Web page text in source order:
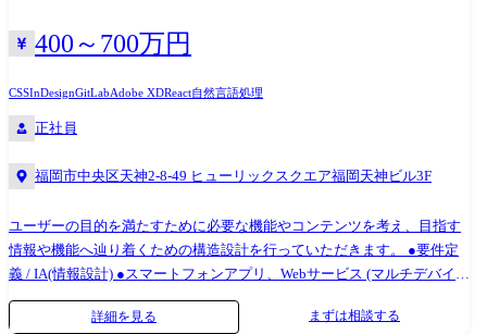
用派遣となる可能性があります 【変更の範囲※1】 会社内の全ての業
だし本人と相談の上で決定します) ※1 「変更の範囲」とは、将来の配置
間上にリアルタイムに再現する「デジタルツイン」を推進しています。
当社ではIoT/UI・UX/クラウド/bigdataの技術分野を提供しており、某社
の業務DXの推進を行います。 ◎開発環境:React(/Next.js),TypeScript,
設計、開発、テスト、保守 人事労務SaaS開発支援 新規サービスのフロン
schema の型を自動生成して、フロントエンド側で利用。 リリース後はス
ついては unit test の他に ローコードのテストツールなどを利用して自動
化を実施しています。 ◎開発環境:TypeScript,Vue.js,Nuxt.js,GraphQL ◎対
応フェーズ:要件定義、基本・詳細設計、開発、テスト 某事業会社 事業
サービスを跨いだシステムのリプレイス案件 新システムはAdministrator
とUserの2つのサイトから構成され、その間は約150個のAPIを通じてデー
為、新規でReact、Vue.js、Three.js、TypeScriptなどの技術を活用した案
件を多く対応しています。 2,世の中に影響力がある大手企業のサービス
に携わることができる 大手通信キャリアのオンライン販売サービス、大
手採用支援企業サイトの先進化など、世の中にインパクトがある企業の
リケーション開発だけでなくモバイルアプリ、インフラ構築、UIUX開
ービス開発に携わることが可能です。 3,時代に求められるニーズに合わ
せて自社内でスキルチェンジができる 当社では多様なIT技術(Cloud/UI・
UX/WEB/Mobile/業務システム)と先進技術(IoT/AI/XR/5G等)のエンジニア
が所属しており、ニーズに合わせた技術分野での開発経験を積むこと
や、キャリアプランに合わせた開発経験を転職せずに当社内でスキルチ
400～700万円
CSSInDesignGitLabAdobe XDReact自然言語処理
正社員
福岡市中央区天神2-8-49 ヒューリックスクエア福岡天神ビル3F
ユーザーの目的を満たすために必要な機能やコンテンツを考え、目指す
情報や機能へ辿り着くための構造設計を行っていただきます。 ●要件定
義 / IA(情報設計) ●スマートフォンアプリ、Webサービス (マルチデバイ
ス)のUI設計構築 主にご担当いただく業務は管理画面のUI/UX設計と構築
です。 デザインチームは、UI/UXデザイナー2名/WEBデザイナー4名で構
詳細を見る まずは相談する